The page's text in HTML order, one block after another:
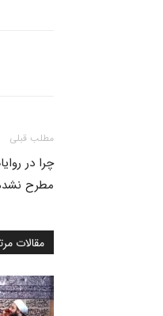
مطلب قبلی
چرا در
مطرح
مقالات